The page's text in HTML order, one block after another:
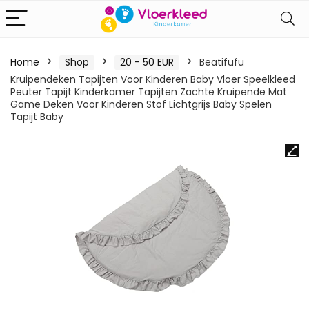
Home Shop 20 - 50 EUR
Beatifufu
Kruipendeken Tapijten Voor Kinderen Baby Vloer Speelkleed
Peuter Tapijt Kinderkamer Tapijten Zachte Kruipende Mat
Game Deken Voor Kinderen Stof Lichtgrijs Baby Spelen
Tapijt Baby